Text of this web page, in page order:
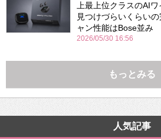
上最上位クラスのAI
見つけづらいくらい
ャン性能はBose並み
2026/05/30 16:56
もっとみる
人気記事